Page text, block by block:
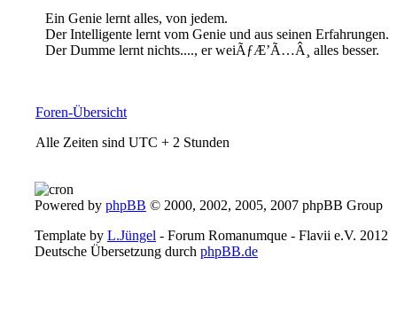
Ein Genie lernt alles, von jedem.
Der Intelligente lernt vom Genie und aus seinen Erfahrungen.
Der Dumme lernt nichts...., er weiÃƒÆ’Ã…Â¸ alles besser.
Foren-Übersicht
Alle Zeiten sind UTC + 2 Stunden
Powered by phpBB © 2000, 2002, 2005, 2007 phpBB Group
Template by L.Jüngel - Forum Romanumque - Flavii e.V. 2012
Deutsche Übersetzung durch phpBB.de